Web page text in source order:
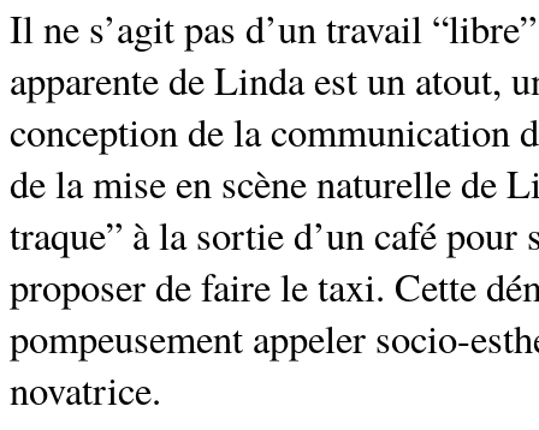
Il ne s’agit pas d’un travail
apparente de Linda est un atout,
conception de la communication
de la mise en scène naturelle de
traque” à la sortie d’un café
proposer de faire le taxi. Cette
pompeusement appeler socio-
novatrice.